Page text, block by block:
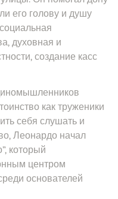
его голову и душу
духовная и
создание касс
как труженики
себя слушать и
Леонардо начал
который
центром
основателей